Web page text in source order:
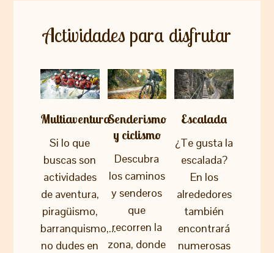
Actividades para disfrutar
Multiaventura
Si lo que
buscas son
actividades
de aventura,
piragüismo,
barranquismo,...
no dudes en
Senderismo
y ciclismo
Descubra
los caminos
y senderos
que
recorren la
zona, donde
Escalada
¿Te gusta la
escalada?
En los
alrededores
también
encontrará
numerosas